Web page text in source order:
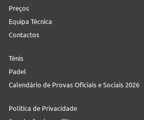
Preços
Equipa Técnica
Contactos
Ténis
Padel
Calendário de Provas Oficiais e Sociais 2026
Política de Privacidade